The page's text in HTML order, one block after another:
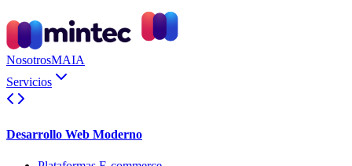
NosotrosMAIA
Servicios
Desarrollo Web Moderno